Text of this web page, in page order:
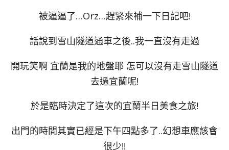
被逼逼了…Orz…趕緊來補一下日記吧!
話說到雪山隧道通車之後..我一直沒有走過
開玩笑啊 宜蘭是我的地盤耶 怎可以沒有走雪山隧道
去過宜蘭呢!
於是臨時決定了這次的宜蘭半日美食之旅!
出門的時間其實已經是下午四點多了..幻想車應該會
很少!!